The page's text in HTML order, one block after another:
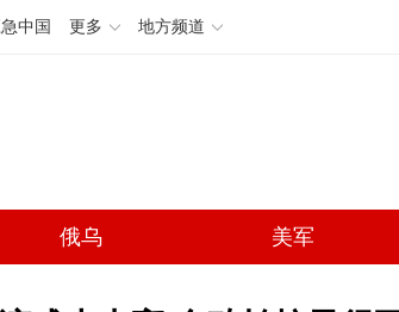
中国 更多 地方频道
俄乌 美军